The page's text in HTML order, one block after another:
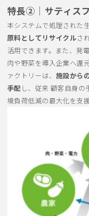
特長②｜サティス
本システムで処理された生
原料としてリサイクルさ
活用できます。また、発
肉や野菜を導入企業へ還
ァクトリーは、 施設から
手配 し、従来 顧客自身
境負荷低減の最大化を支援